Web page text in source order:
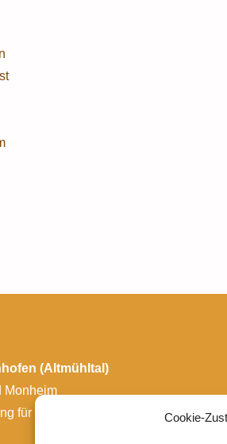
Cookie-
(Altmühltal)
Monheim
für Körper, Geist & Seele